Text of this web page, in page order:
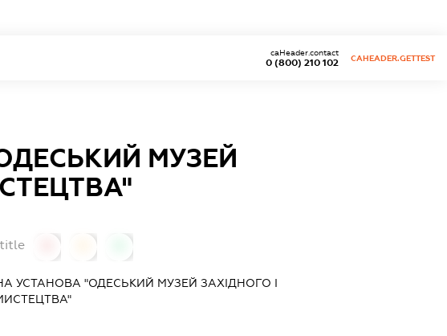
0 (800) 210 102
caHeader.contact
CAHEADER.GETTEST
МУЗЕЙ
УСТАНОВА "ОДЕСЬКИЙ МУЗЕЙ ЗАХІДНОГО І